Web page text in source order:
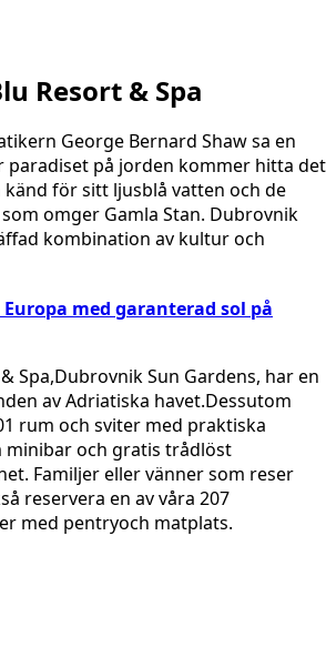
Resort & Spa
George Bernard Shaw sa en
paradiset på jorden kommer hitta det
känd för sitt ljusblå vatten och de
omger Gamla Stan. Dubrovnik
kombination av kultur och
med garanterad sol på
Spa,DubrovnikSun Gardens, har en
av Adriatiska havet.Dessutom
rum och sviter med praktiska
minibar och gratis trådlöst
Familjer eller vännersom reser
reservera en av våra 207
med pentryoch matplats.